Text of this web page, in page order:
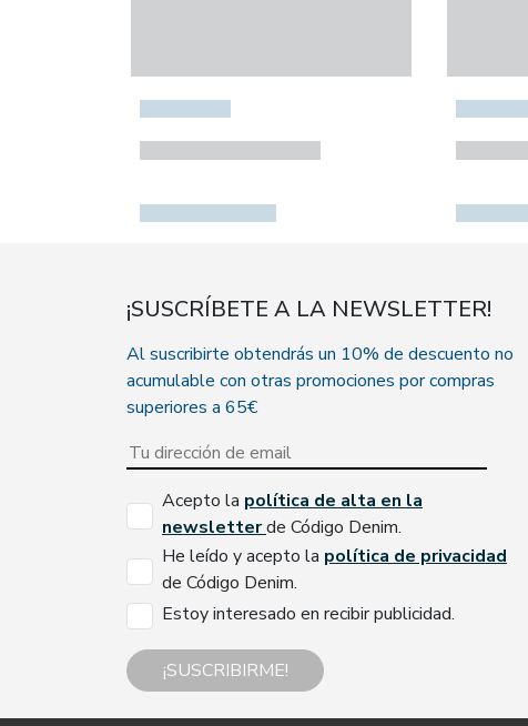
¡SUSCRÍBETE A LA NEWSLETTER!
Al suscribirte obtendrás un 10% de descuento no
acumulable con otras promociones por compras
superiores a 65€
Acepto la política de alta en la
newsletterde Código Denim.
He leído y acepto la política de privacidad
de Código Denim.
Estoy interesado en recibir publicidad.
¡SUSCRIBIRME!